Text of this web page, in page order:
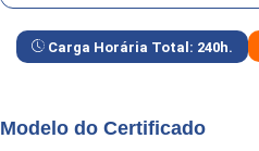
Carga Horária Total: 240h.
Modelo do Certificado